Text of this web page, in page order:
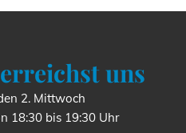
uns
2. Mittwoch
18:30 bis 19:30 Uhr